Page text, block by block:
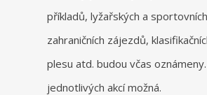
příkladů, lyžařských a
zahraničních zájezdů,
plesu atd. budou včas
jednotlivých akcí možná.